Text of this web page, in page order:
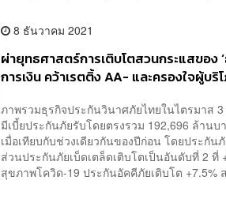
8 ธันวาคม 2021
ผ่ายุทธศาสตร์การเติบโตสวนกระแสของ
การเงิน คว้าเรตติ้ง AA- และครองใจผู้บ
ภาพรวมธุรกิจประกันวินาศภัยไทยในไตรมาส 3
มีเบี้ยประกันภัยรับโดยตรงรวม 192,696 ล้านบ
เมื่อเทียบกับช่วงเดียวกันของปีก่อน โดยประกัน
ส่วนประกันภัยเบ็ดเตล็ดเติบโตเป็นอันดับที่ 2 ที่
สุขภาพโควิด-19 ประกันอัคคีภัยเติบโต +7.5%